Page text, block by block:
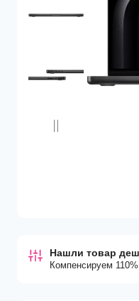
Нашли товар
Компенсируем